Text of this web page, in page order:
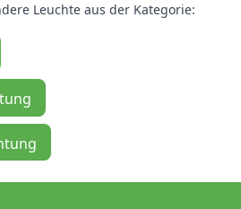
Leuchte aus der Kategorie: